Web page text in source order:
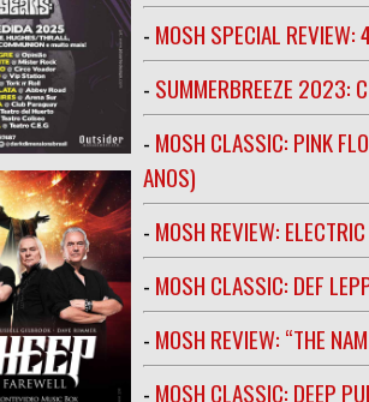
- MOSH SPECIAL REVIEW:
- SUMMERBREEZE 2023:
- MOSH CLASSIC: PINK
ANOS)
- MOSH REVIEW:
- MOSH CLASSIC: DEF
- MOSH REVIEW: “THE
- MOSH CLASSIC: DEEP